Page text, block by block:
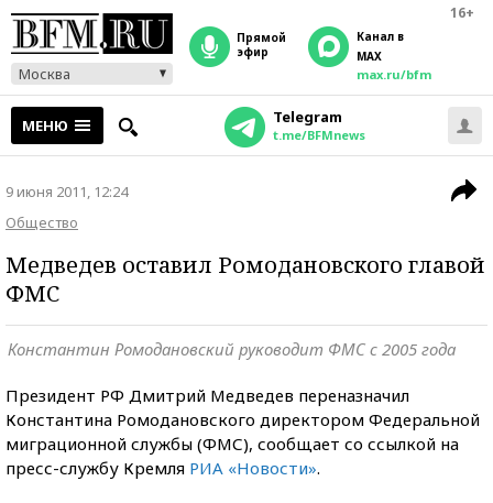
16+
Москва
прямой
эфир
Канал в
MAX
max.ru/bfm
МЕНЮ Telegram
t.me/BFMnews
9 июня 2011, 12:24
Общество
Медведев оставил Ромодановского главой
ФМС
Константин Ромодановский руководит ФМС с 2005 года
Президент РФ Дмитрий Медведев переназначил
Константина Ромодановского директором Федеральной
миграционной службы (ФМС), сообщает со ссылкой на
пресс-службу Кремля РИА «Новости».